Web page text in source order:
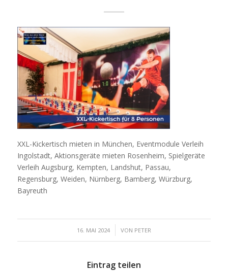
XXL-Kickertisch mieten in München, Eventmodule Verleih
Ingolstadt, Aktionsgeräte mieten Rosenheim, Spielgeräte
Verleih Augsburg, Kempten, Landshut, Passau,
Regensburg, Weiden, Nürnberg, Bamberg, Würzburg,
Bayreuth
16. MAI 2024
/ VON PETER
Eintrag teilen